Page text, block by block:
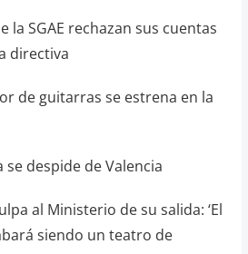
la SGAE rechazan sus cuentas
directiva
de guitarras se estrena en la
se despide de Valencia
al Ministerio de su salida: ‘El
siendo un teatro de